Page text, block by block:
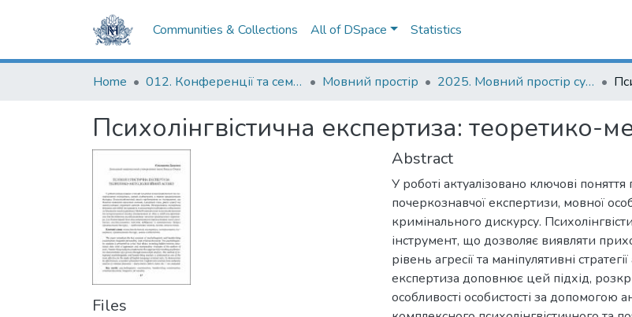
Communities & Collections All of DSpace Statistics
Home 012. Конференції та семінари НаУКМА Мовний простір 2025. Мовний простір сучасного світу : тези доповідей ІХ Всеукраїнської науково-практичної конференції студентів, аспірантів і молодих учених, 30 травня 2025 р.
Психолінгвістична експертиза: теоретико-
Files
Abstract
У роботі актуалізовано ключові поняття
почеркознавчої експертизи, мовної
кримінального дискурсу.
інструмент, що дозволяє виявляти
рівень агресії та маніпулятивні
експертиза доповнює цей підхід,
особливості особистості за допомогою